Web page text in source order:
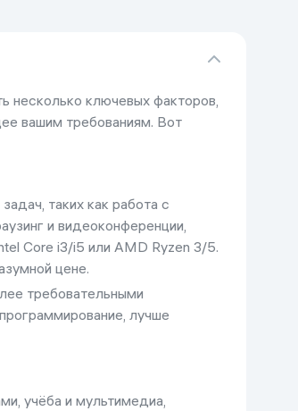
несколько ключевых факторов,
вашим требованиям. Вот
таких как работа с
и видеоконференции,
Core i3/i5 или AMD Ryzen 3/5.
цене.
требовательными
лучше
учёба и мультимедиа,